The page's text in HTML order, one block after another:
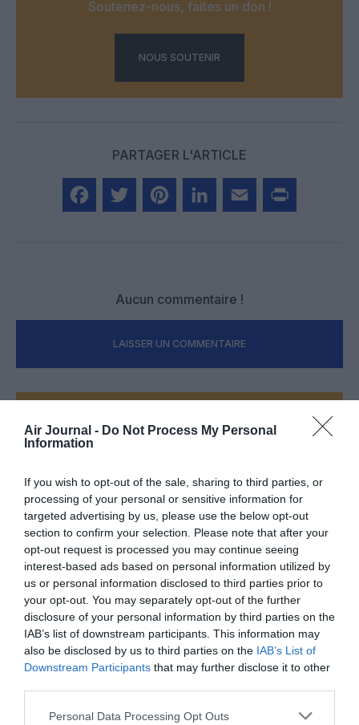
Air Journal - Do Not Process My Personal
Information
If you wish to opt-out of the sale, sharing to third parties, or
processing of your personal or sensitive information for
targeted advertising by us, please use the below opt-out
section to confirm your selection. Please note that after your
opt-out request is processed you may continue seeing
interest-based ads based on personal information utilized by
us or personal information disclosed to third parties prior to
your opt-out. You may separately opt-out of the further
disclosure of your personal information by third parties on the
IAB’s list of downstream participants. This information may
also be disclosed by us to third parties on the IAB’s List of
Downstream Participants that may further disclose it to other
Personal Data Processing Opt Outs
Soutenez-nous, faites un don !
NOUS SOUTENIR
PARTAGER L'ARTICLE
Aucun commentaire !
LAISSER UN COMMENTAIRE
Soutenez Air Journal participezà son
développement !
NOUS SOUTENIR
DERNIERS COMMENTAIRES